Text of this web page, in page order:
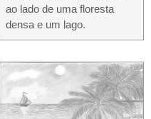
ao lado de uma floresta
densa e um lago.